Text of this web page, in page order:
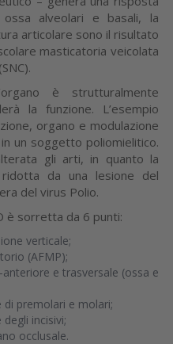
ossa alveolari e basali, la
articolare sono il risultato
masticatoria veicolata
è strutturalmente
la funzione. L’esempio
organo e modulazione
un soggetto poliomielitico.
gli arti, in quanto la
da una lesione del
del virus Polio.
è sorretta da 6 punti:
verticale;
(AFMP);
e trasversale (ossa e
di premolari e molari;
incisivi;
occlusale.